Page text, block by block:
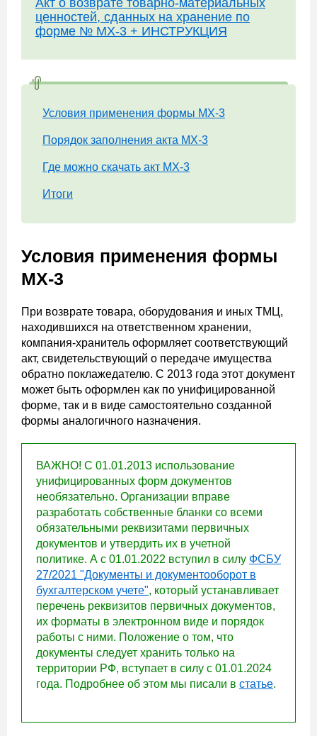
Акт о возврате товарно-материальных
ценностей, сданных на хранение по
форме № МХ-3 + ИНСТРУКЦИЯ
Условия применения формы МХ-3
Порядок заполнения акта МХ-3
Где можно скачать акт МХ-3
Итоги
Условия применения формы
МХ-3
При возврате товара, оборудования и иных ТМЦ,
находившихся на ответственном хранении,
компания-хранитель оформляет соответствующий
акт, свидетельствующий о передаче имущества
обратно поклажедателю. С 2013 года этот документ
может быть оформлен как по унифицированной
форме, так и в виде самостоятельно созданной
формы аналогичного назначения.
ВАЖНО! С 01.01.2013 использование
унифицированных форм документов
необязательно. Организации вправе
разработать собственные бланки со всеми
обязательными реквизитами первичных
документов и утвердить их в учетной
политике. А с 01.01.2022 вступил в силу ФСБУ
27/2021 "Документы и документооборот в
бухгалтерском учете", который устанавливает
перечень реквизитов первичных документов,
их форматы в электронном виде и порядок
работы с ними. Положение о том, что
документы следует хранить только на
территории РФ, вступает в силу с 01.01.2024
года. Подробнее об этом мы писали в статье.